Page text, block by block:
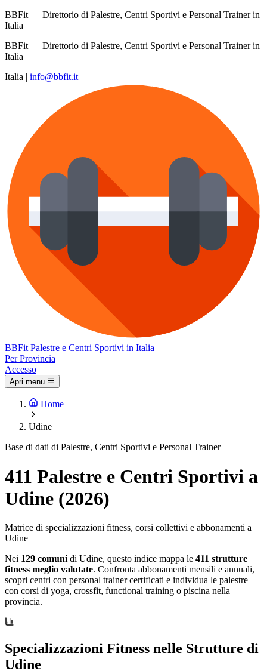
BBFit — Direttorio di Palestre, Centri Sportivi e Personal Trainer in
Italia
BBFit — Direttorio di Palestre, Centri Sportivi e Personal Trainer in
Italia
Italia | info@bbfit.it
BBFit Palestre e Centri Sportivi in Italia
Per Provincia
Accesso
Apri menu
Home
Udine
Base di dati di Palestre, Centri Sportivi e Personal Trainer
411 Palestre e Centri Sportivi a
Udine (2026)
Matrice di specializzazioni fitness, corsi collettivi e abbonamenti a
Udine
Nei 129 comuni di Udine, questo indice mappa le 411 strutture
fitness meglio valutate. Confronta abbonamenti mensili e annuali,
scopri centri con personal trainer certificati e individua le palestre
con corsi di yoga, crossfit, functional training o piscina nella
provincia.
Specializzazioni Fitness nelle Strutture di
Udine